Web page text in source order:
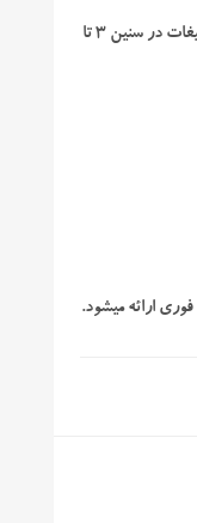
هدف: بررسی نگرش کودکان نسبت به تبلیغات در سنین ۳ تا
ارائه میشود.